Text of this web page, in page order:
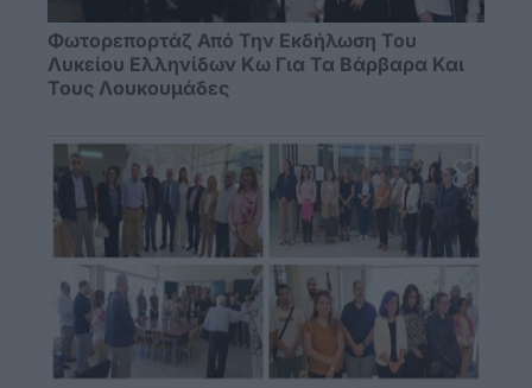
Φωτορεπορτάζ Από Την Εκδήλωση Του
Λυκείου Ελληνίδων Κω Για Τα Βάρβαρα Και
Τους Λουκουμάδες